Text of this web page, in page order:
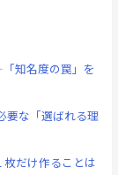
知名度の罠」を
要な「選ばれる理
だけ作ることは